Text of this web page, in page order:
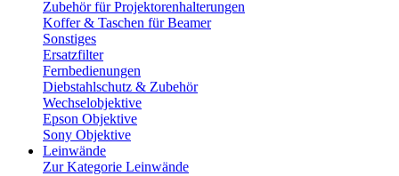
Zubehör für Projektorenhalterungen
Koffer & Taschen für Beamer
Sonstiges
Ersatzfilter
Fernbedienungen
Diebstahlschutz & Zubehör
Wechselobjektive
Epson Objektive
Sony Objektive
Leinwände
Zur Kategorie Leinwände